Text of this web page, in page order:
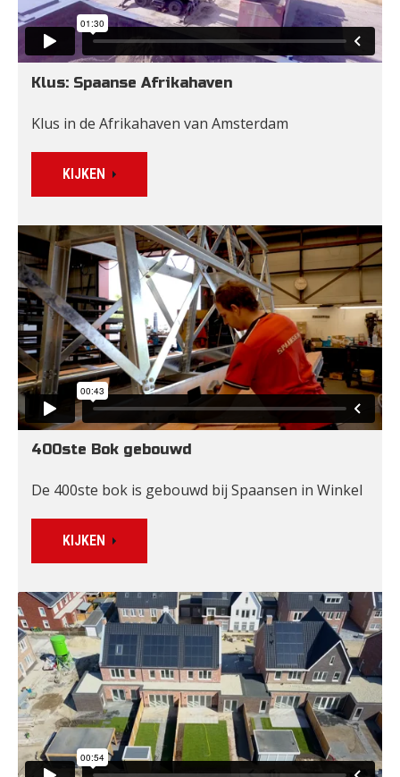
Klus: Spaanse Afrikahaven
Klus in de Afrikahaven van Amsterdam
KIJKEN
400ste Bok gebouwd
De 400ste bok is gebouwd bij Spaansen in Winkel
KIJKEN